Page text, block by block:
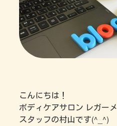
こんにちは！
ボディケアサロン レガーメ
スタッフの村山です(^_^)